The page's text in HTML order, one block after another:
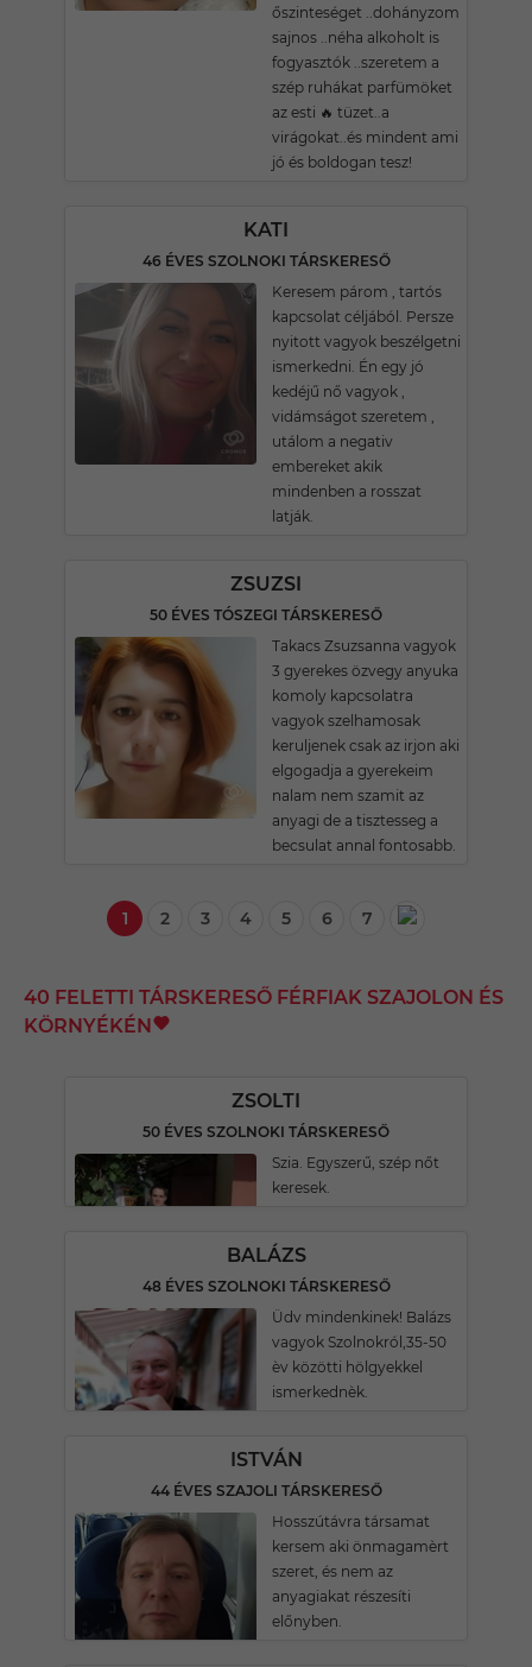
őszinteséget ..dohányzom
sajnos ..néha alkoholt is
fogyasztók ..szeretem a
szép ruhákat parfümöket
az esti 🔥 tüzet..a
virágokat..és mindent ami
jó és boldogan tesz!
KATI
46 ÉVES SZOLNOKI TÁRSKERESŐ
Keresem párom , tartós
kapcsolat céljából. Persze
nyitott vagyok beszélgetni
ismerkedni. Én egy jó
kedéjű nő vagyok ,
vidámságot szeretem ,
utálom a negativ
embereket akik
mindenben a rosszat
latják.
ZSUZSI
50 ÉVES TÓSZEGI TÁRSKERESŐ
Takacs Zsuzsanna vagyok
3 gyerekes özvegy anyuka
komoly kapcsolatra
vagyok szelhamosak
keruljenek csak az irjon aki
elgogadja a gyerekeim
nalam nem szamit az
anyagi de a tisztesseg a
becsulat annal fontosabb.
1 2 3 4 5 6 7
40 FELETTI TÁRSKERESŐ FÉRFIAK SZAJOLON ÉS
KÖRNYÉKÉN
ZSOLTI
50 ÉVES SZOLNOKI TÁRSKERESŐ
Szia. Egyszerű, szép nőt
keresek.
BALÁZS
48 ÉVES SZOLNOKI TÁRSKERESŐ
Üdv mindenkinek! Balázs
vagyok Szolnokról,35-50
èv közötti hölgyekkel
ismerkednèk.
ISTVÁN
44 ÉVES SZAJOLI TÁRSKERESŐ
Hosszútávra társamat
kersem aki önmagamèrt
szeret, és nem az
anyagiakat részesíti
előnyben.